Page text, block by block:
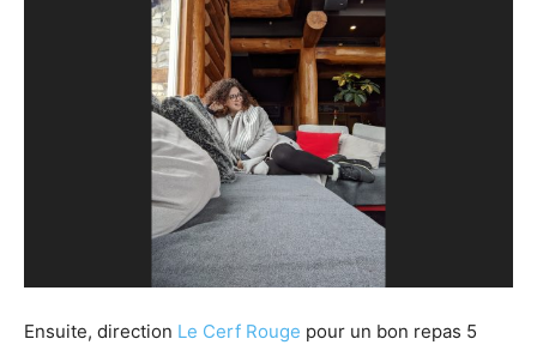
Ensuite, direction Le Cerf Rouge pour un bon repas 5